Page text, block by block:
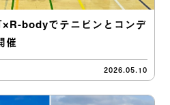
×R-bodyでテニピンとコンデ
催
2026.05.10